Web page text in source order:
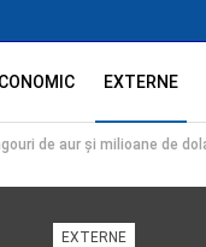
EXTERNE
de aur și milioane de
EXTERNE